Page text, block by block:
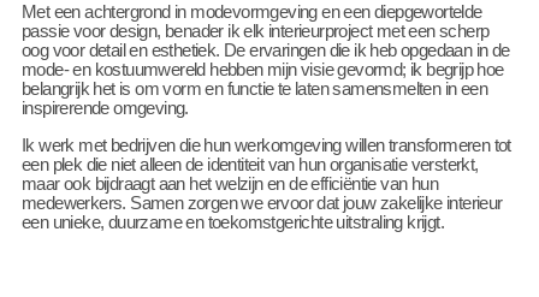
Met een achtergrond in modevormgeving en een diepgewortelde
passie voor design, benader ik elk interieurproject met een scherp
oog voor detail en esthetiek. De ervaringen die ik heb opgedaan in de
mode- en kostuumwereld hebben mijn visie gevormd; ik begrijp hoe
belangrijk het is om vorm en functie te laten samensmelten in een
inspirerende omgeving.
Ik werk met bedrijven die hun werkomgeving willen transformeren tot
een plek die niet alleen de identiteit van hun organisatie versterkt,
maar ook bijdraagt aan het welzijn en de efficiëntie van hun
medewerkers. Samen zorgen we ervoor dat jouw zakelijke interieur
een unieke, duurzame en toekomstgerichte uitstraling krijgt.